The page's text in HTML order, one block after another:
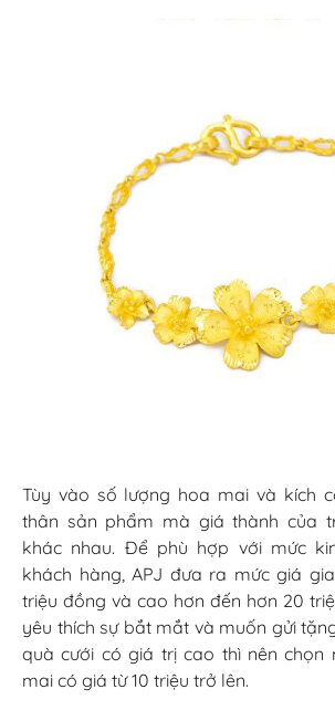
Tùy vào số lượng hoa mai và kích
thân sản phẩm mà giá thành của
khác nhau. Để phù hợp với mức
khách hàng, APJ đưa ra mức giá
triệu đồng và cao hơn đến hơn 20
yêu thích sự bắt mắt và muốn gửi
quà cưới có giá trị cao thì nên chọn
mai có giá từ 10 triệu trở lên.